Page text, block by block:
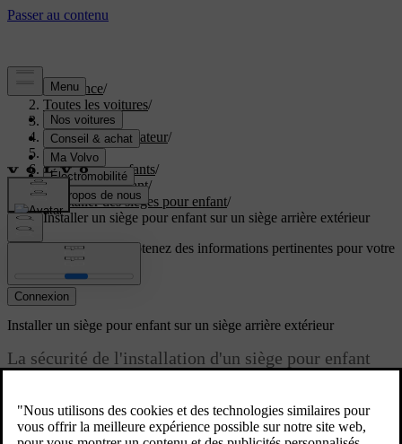
Assistance/
Toutes les voitures/
EX60 2027/
Manuel de l'utilisateur/
Sécurité/
Sécurité des enfants/
Sièges pour enfant/
Installer des sièges pour enfant/
Installer un siège pour enfant sur un siège arrière extérieur
Soutien personnaliséObtenez des informations pertinentes pour votre
Connexion
Installer un siège pour enfant sur un siège arrière extérieur
La sécurité de l'installation d'un siège pour enfant
recommandations.